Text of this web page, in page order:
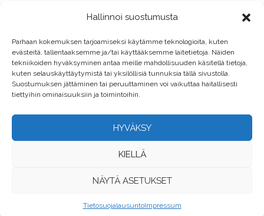
Hallinnoi suostumusta
Parhaan kokemuksen tarjoamiseksi käytämme teknologioita, kuten
evästeitä, tallentaaksemme ja/tai käyttääksemme laitetietoja. Näiden
tekniikoiden hyväksyminen antaa meille mahdollisuuden käsitellä tietoja,
kuten selauskäyttäytymistä tai yksilöllisiä tunnuksia tällä sivustolla.
Suostumuksen jättäminen tai peruuttaminen voi vaikuttaa haitallisesti
tiettyihin ominaisuuksiin ja toimintoihin.
HYVÄKSY
KIELLÄ
NÄYTÄ ASETUKSET
TietosuojalausuntoImpressum